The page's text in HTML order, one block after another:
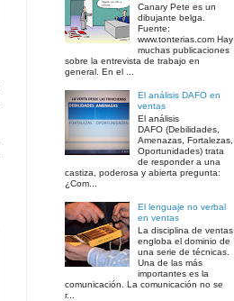
Canary Pete es un
dibujante belga.
Fuente:
www.tonterias.com Hay
muchas publicaciones
sobre la entrevista de trabajo en
general. En el ...
El análisis DAFO en
ventas
El análisis
DAFO (Debilidades,
Amenazas, Fortalezas,
Oportunidades) trata
de responder a una
castiza, poderosa y abierta pregunta:
¿Com...
El lenguaje no verbal
en ventas
La disciplina de ventas
engloba el dominio de
una serie de técnicas.
Una de las más
importantes es la
comunicación. La comunicación no se
r...